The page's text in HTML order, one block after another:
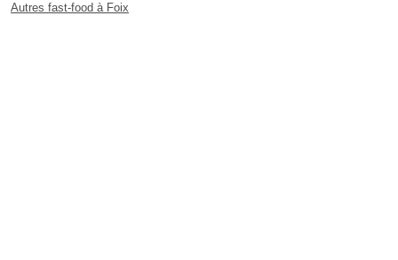
Autres fast-food à Foix